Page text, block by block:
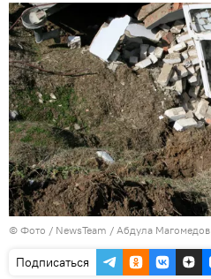
© Фото / NewsTeam / Абдула Магомедов
Подписаться